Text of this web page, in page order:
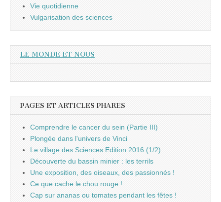
Vie quotidienne
Vulgarisation des sciences
LE MONDE ET NOUS
PAGES ET ARTICLES PHARES
Comprendre le cancer du sein (Partie III)
Plongée dans l'univers de Vinci
Le village des Sciences Edition 2016 (1/2)
Découverte du bassin minier : les terrils
Une exposition, des oiseaux, des passionnés !
Ce que cache le chou rouge !
Cap sur ananas ou tomates pendant les fêtes !